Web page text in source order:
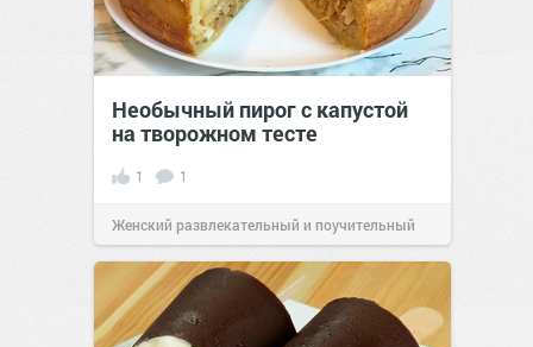
Необычный пирог с капустой
на творожном тесте
1 1
Женский развлекательный и поучительный
сайт.17:3226 июл 2026